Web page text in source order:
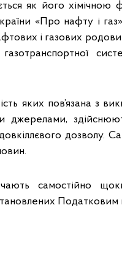
як його
«Про нафту і
і газових
яких пов’язана з
дозволу.
самостійно